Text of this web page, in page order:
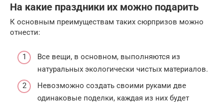
На какие праздники их можно подарить
К основным преимуществам таких сюрпризов можно
отнести:
Все вещи, в основном, выполняются из
натуральных экологически чистых материалов.
Невозможно создать своими руками две
одинаковые поделки, каждая из них будет